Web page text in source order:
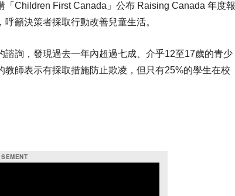
「Children First Canada」公布 Raising Canada 年度報
籲決策者採取行動改善兒童生活。
詢，發現過去一年內超過七成、介乎12至17歲的青少
師表示有採取措施防止欺凌，但只有25%的學生在校